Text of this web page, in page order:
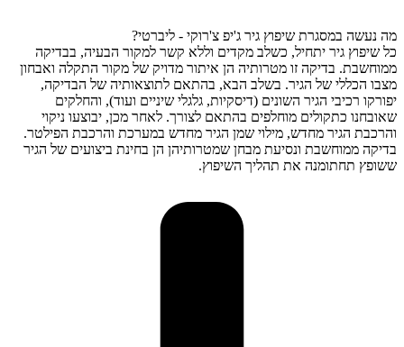
מה נעשה במסגרת שיפוץ גיר ג'יפ צ'רוקי - ליברטי?
כל שיפוץ גיר יתחיל, כשלב מקדים וללא קשר למקור הבעיה, בבדיקה
ממוחשבת. בדיקה זו מטרותיה הן איתור מדויק של מקור התקלה ואבחון
מצבו הכללי של הגיר. בשלב הבא, בהתאם לתוצאותיה של הבדיקה,
יפורקו רכיבי הגיר השונים (דיסקיות, גלגלי שיניים ועוד), והחלקים
שאובחנו כתקולים מוחלפים בהתאם לצורך. לאחר מכן, יבוצעו ניקוי
והרכבת הגיר מחדש, מילוי שמן הגיר מחדש במערכת והרכבת הפילטר.
בדיקה ממוחשבת ונסיעת מבחן שמטרותיהן הן בחינת ביצועים של הגיר
ששופץ תחתומנה את תהליך השיפוץ.